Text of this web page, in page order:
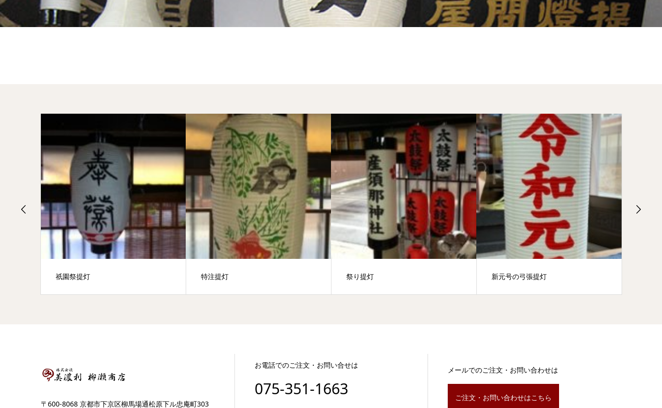
祇園祭提灯 特注提灯 祭り提灯 新元号の弓張提灯
〒600-8068 京都市下京区柳馬場通松原下ル忠庵町303
お電話でのご注文・お問い合せは
075-351-1663
メールでのご注文・お問い合わせは
ご注文・お問い合わせはこちら